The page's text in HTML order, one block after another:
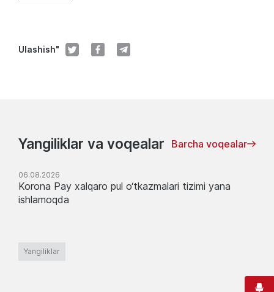
Ulashish"
Yangiliklar va voqealar Barcha voqealar
06.08.2026
Korona Pay xalqaro pul o‘tkazmalari tizimi yana
ishlamoqda
Yangiliklar